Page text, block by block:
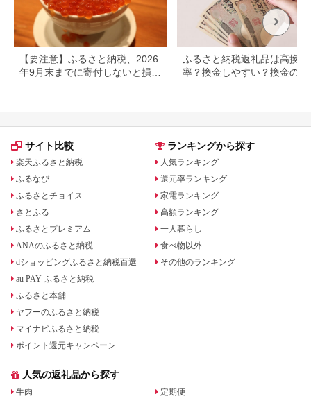
【要注意】ふるさと納税、2026
年9月末までに寄付しないと損す
ふるさと納税返礼品は高換金
率？換金しやすい？換金の可
サイト比較
楽天ふるさと納税
ふるなび
ふるさとチョイス
さとふる
ふるさとプレミアム
ANAのふるさと納税
dショッピングふるさと納税百選
au PAY ふるさと納税
ふるさと本舗
ヤフーのふるさと納税
マイナビふるさと納税
ポイント還元キャンペーン
ランキングから探す
人気ランキング
還元率ランキング
家電ランキング
高額ランキング
一人暮らし
食べ物以外
その他のランキング
人気の返礼品から探す
牛肉
定期便